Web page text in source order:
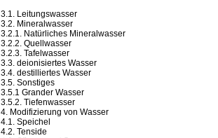
3.1. Leitungswasser
3.2. Mineralwasser
3.2.1. Natürliches Mineralwasser
3.2.2. Quellwasser
3.2.3. Tafelwasser
3.3. deionisiertes Wasser
3.4. destilliertes Wasser
3.5. Sonstiges
3.5.1 Grander Wasser
3.5.2. Tiefenwasser
4. Modifizierung von Wasser
4.1. Speichel
4.2. Tenside